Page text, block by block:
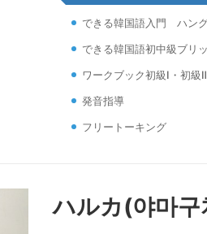
できる韓国語入門 ハン
できる韓国語初中級ブリ
ワークブック初級Ⅰ・初級Ⅱ
発音指導
フリートーキング
ハルカ(야마